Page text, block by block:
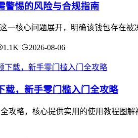
警惕的风险与合规指南
一核心问题展开，明确该钱包存在
1.1K 2026-08-06
载，新手零门槛入门全攻略
攻略，核心提供实用的使用教程图